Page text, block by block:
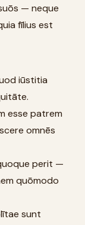
— neque
fīlius est
iūstitia
esse patrem
omnēs
perit —
quōmodo
sunt